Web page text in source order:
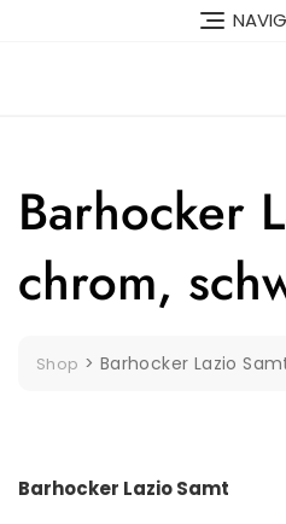
Barhocker
chrom,
Shop > Barhocker Lazio
Barhocker Lazio Samt